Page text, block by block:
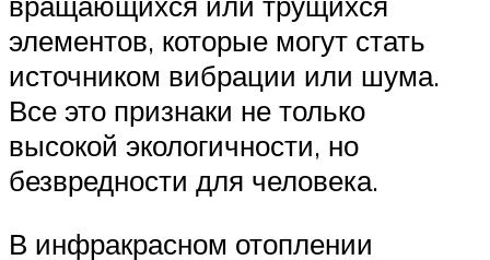
элементов, которые могут стать
источником вибрации или шума.
Все это признаки не только
высокой экологичности, но
безвредности для человека.
В инфракрасном отоплении